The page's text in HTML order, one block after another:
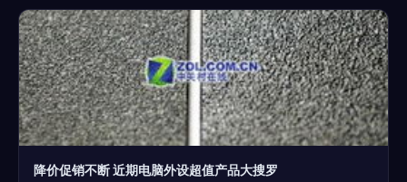
降价促销不断 近期电脑外设超值产品大搜罗